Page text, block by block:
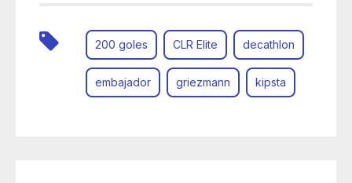
200 goles CLR Elite decathlon
embajador griezmann kipsta